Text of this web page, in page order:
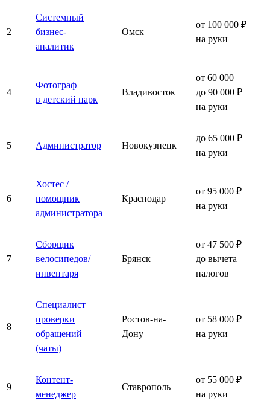
2
Системный
бизнес-
аналитик
Омск
от 100 000 ₽
на руки
4
Фотограф
в детский парк
Владивосток
от 60 000
до 90 000 ₽
на руки
5 Администратор Новокузнецк
до 65 000 ₽
на руки
6
Хостес /
помощник
администратора
Краснодар
от 95 000 ₽
на руки
7
Сборщик
велосипедов/
инвентаря
Брянск
от 47 500 ₽
до вычета
налогов
8
Специалист
проверки
обращений
(чаты)
Ростов-на-
Дону
от 58 000 ₽
на руки
9
Контент-
менеджер
Ставрополь
от 55 000 ₽
на руки